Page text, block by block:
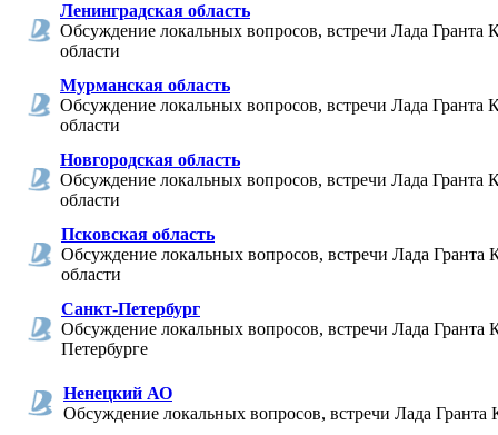
Ленинградская область
Обсуждение локальных вопросов, встречи Лада Гранта
области
Мурманская область
Обсуждение локальных вопросов, встречи Лада Гранта
области
Новгородская область
Обсуждение локальных вопросов, встречи Лада Гранта
области
Псковская область
Обсуждение локальных вопросов, встречи Лада Гранта
области
Санкт-Петербург
Обсуждение локальных вопросов, встречи Лада Гранта
Петербурге
Ненецкий АО
Обсуждение локальных вопросов, встречи Лада